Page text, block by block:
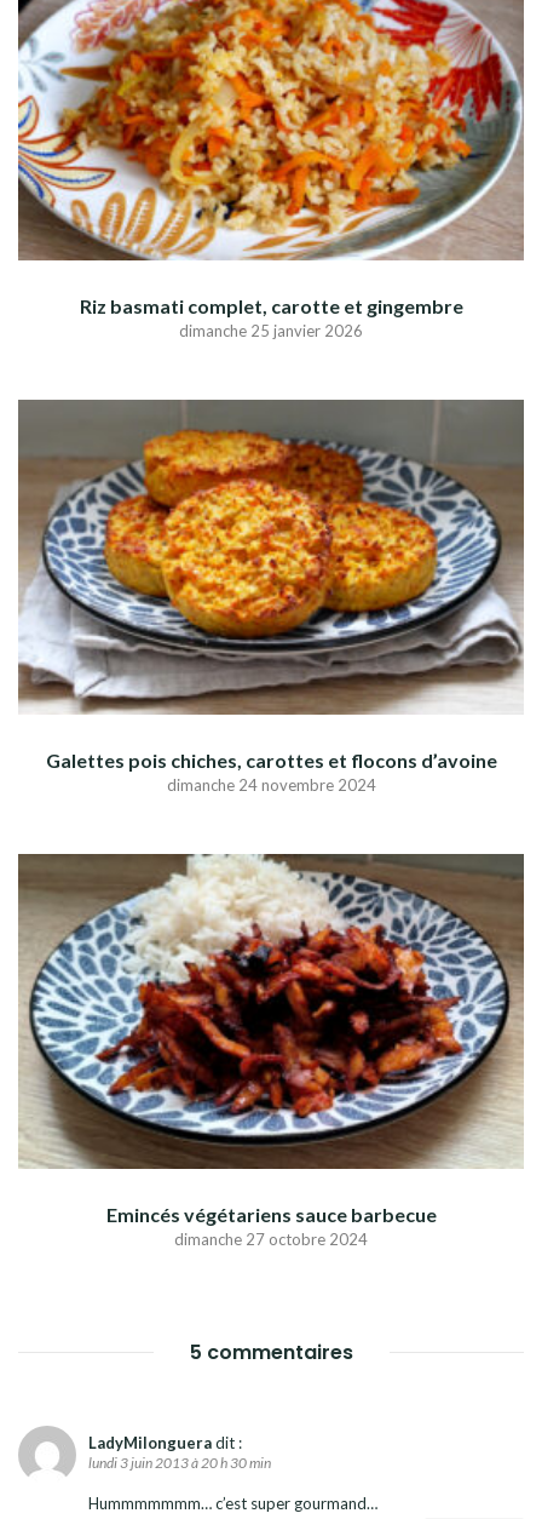
Riz basmati complet, carotte et gingembre
dimanche 25 janvier 2026
Galettes pois chiches, carottes et flocons d’avoine
dimanche 24 novembre 2024
Emincés végétariens sauce barbecue
dimanche 27 octobre 2024
5 commentaires
LadyMilongueradit :
lundi 3 juin 2013 à 20 h 30 min
Hummmmmmm… c’est super gourmand…